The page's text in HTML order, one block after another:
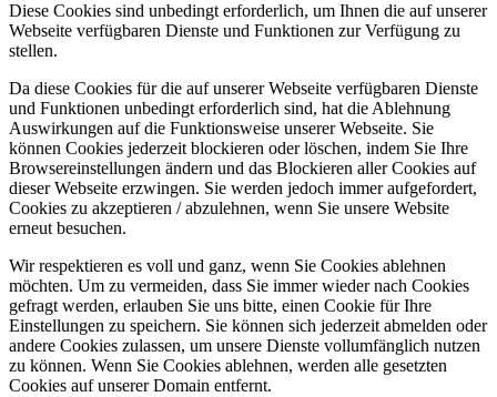
Diese Cookies sind unbedingt erforderlich, um Ihnen die auf unserer
Webseite verfügbaren Dienste und Funktionen zur Verfügung zu
stellen.
Da diese Cookies für die auf unserer Webseite verfügbaren Dienste
und Funktionen unbedingt erforderlich sind, hat die Ablehnung
Auswirkungen auf die Funktionsweise unserer Webseite. Sie
können Cookies jederzeit blockieren oder löschen, indem Sie Ihre
Browsereinstellungen ändern und das Blockieren aller Cookies auf
dieser Webseite erzwingen. Sie werden jedoch immer aufgefordert,
Cookies zu akzeptieren / abzulehnen, wenn Sie unsere Website
erneut besuchen.
Wir respektieren es voll und ganz, wenn Sie Cookies ablehnen
möchten. Um zu vermeiden, dass Sie immer wieder nach Cookies
gefragt werden, erlauben Sie uns bitte, einen Cookie für Ihre
Einstellungen zu speichern. Sie können sich jederzeit abmelden oder
andere Cookies zulassen, um unsere Dienste vollumfänglich nutzen
zu können. Wenn Sie Cookies ablehnen, werden alle gesetzten
Cookies auf unserer Domain entfernt.